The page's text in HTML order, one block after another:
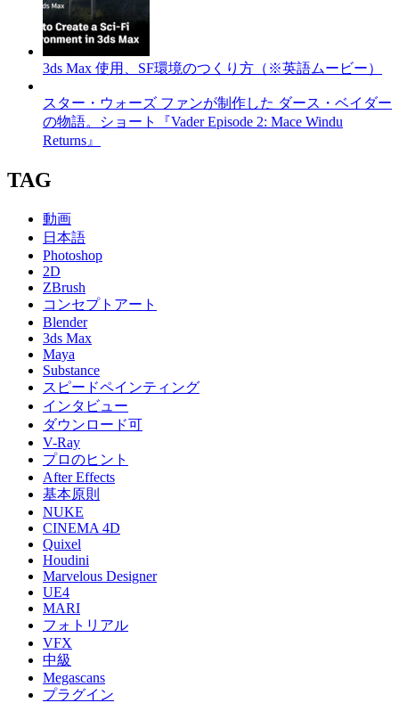
3ds Max 使用、SF環境のつくり方（※英語ムービー）
スター・ウォーズ ファンが制作した ダース・ベイダー
の物語。ショート『Vader Episode 2: Mace Windu
Returns』
TAG
動画
日本語
Photoshop
2D
ZBrush
コンセプトアート
Blender
3ds Max
Maya
Substance
スピードペインティング
インタビュー
ダウンロード可
V-Ray
プロのヒント
After Effects
基本原則
NUKE
CINEMA 4D
Quixel
Houdini
Marvelous Designer
UE4
MARI
フォトリアル
VFX
中級
Megascans
プラグイン